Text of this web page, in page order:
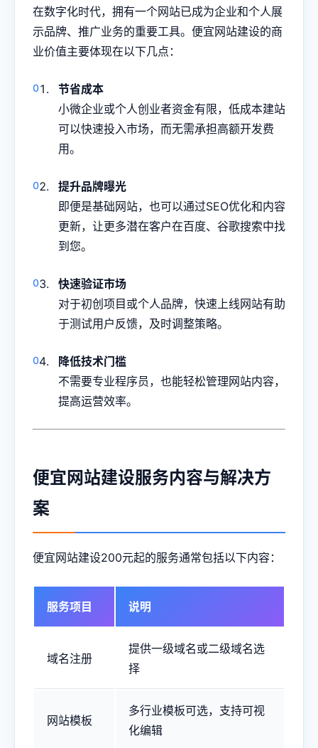
在数字化时代，拥有一个网站已成为企业和个人展
示品牌、推广业务的重要工具。便宜网站建设的商
业价值主要体现在以下几点：
节省成本
小微企业或个人创业者资金有限，低成本建站
可以快速投入市场，而无需承担高额开发费
用。
提升品牌曝光
即便是基础网站，也可以通过SEO优化和内容
更新，让更多潜在客户在百度、谷歌搜索中找
到您。
快速验证市场
对于初创项目或个人品牌，快速上线网站有助
于测试用户反馈，及时调整策略。
降低技术门槛
不需要专业程序员，也能轻松管理网站内容，
提高运营效率。
便宜网站建设服务内容与解决方
案
便宜网站建设200元起的服务通常包括以下内容：
服务项目 说明
域名注册
提供一级域名或二级域名选
择
网站模板
多行业模板可选，支持可视
化编辑